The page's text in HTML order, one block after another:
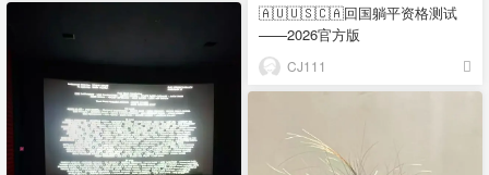
🇦🇺🇺🇸🇨🇦回国躺平资格测试
——2026官方版
CJ111